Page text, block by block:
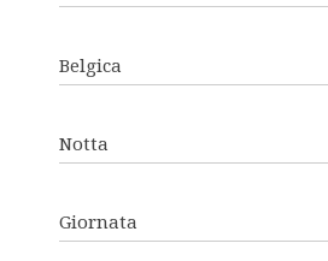
Belgica
Notta
Giornata